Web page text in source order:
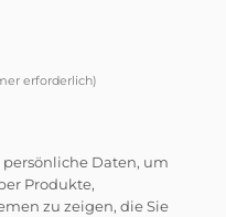
9,1 km
erforderlich)
Daten, um
Produkte,
zu zeigen, die Sie